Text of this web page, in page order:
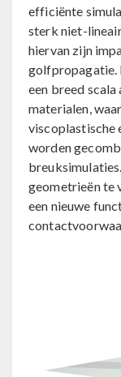
efficiënte
sterk niet-
hiervan zijn
golfpropagatie.
een breed
materialen,
viscoplastische
worden
geometrieën te
een nieuwe